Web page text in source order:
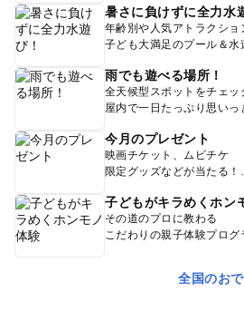
暑さに負けずに全力水
年齢別や人気アトラクショ
子ども大満足のプール＆水
雨でも遊べる場所！
全天候型スポットをチェッ
屋内で一日たっぷり思いっ
今月のプレゼント
映画チケット、ムビチケ
限定グッズなどが当たる！
子どもがキラめくホン
その道のプロに教わる
こだわりの親子体験プログ
全国のお